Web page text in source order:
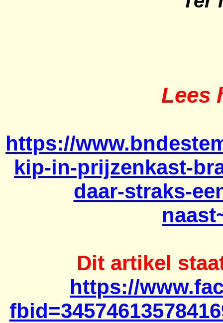
Lees
https://
kip-in-prijzenkast-
daar-straks-
Dit artikel
https://